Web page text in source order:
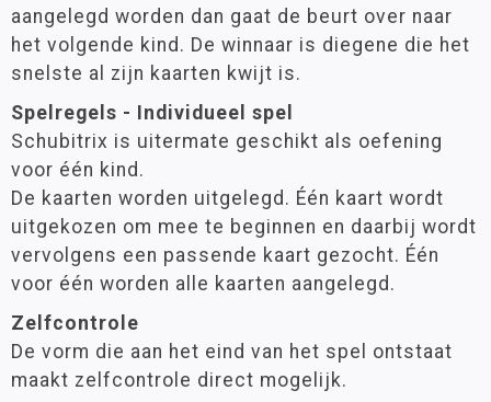
aangelegd worden dan gaat de beurt over naar
het volgende kind. De winnaar is diegene die het
snelste al zijn kaarten kwijt is.
Spelregels - Individueel spel
Schubitrix is uitermate geschikt als oefening
voor één kind.
De kaarten worden uitgelegd. Één kaart wordt
uitgekozen om mee te beginnen en daarbij wordt
vervolgens een passende kaart gezocht. Één
voor één worden alle kaarten aangelegd.
Zelfcontrole
De vorm die aan het eind van het spel ontstaat
maakt zelfcontrole direct mogelijk.